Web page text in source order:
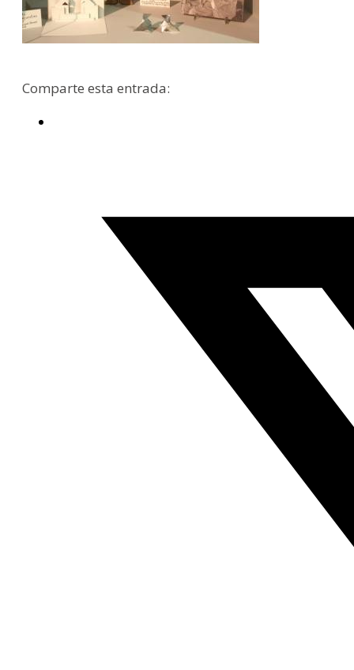
Comparte esta entrada: